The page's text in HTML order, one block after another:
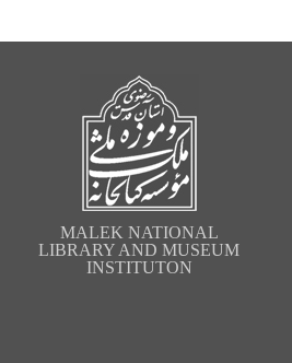
MALEK NATIONAL
LIBRARY AND MUSEUM
INSTITUTON